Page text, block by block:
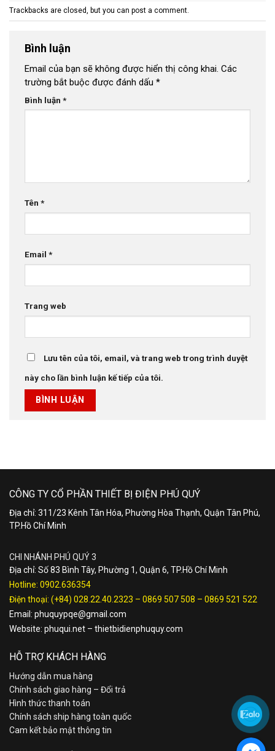
Trackbacks are closed, but you can post a comment.
Bình luận
Email của bạn sẽ không được hiển thị công khai. Các
trường bắt buộc được đánh dấu *
Bình luận *
Tên *
Email *
Trang web
Lưu tên của tôi, email, và trang web trong trình duyệt
này cho lần bình luận kế tiếp của tôi.
CÔNG TY CỔ PHẦN THIẾT BỊ ĐIỆN PHÚ QUÝ
Địa chỉ: 311/23 Kênh Tân Hóa, Phường Hòa Thạnh, Quận Tân Phú,
TP.Hồ Chí Minh
CHI NHÁNH PHÚ QUÝ 3
Địa chỉ: Số 83 Bình Tây, Phường 1, Quận 6, TP.Hồ Chí Minh
Hotline: 0902.636354
Điện thoại: (+84) 028.22.40.2323 – 0869 507 508 – 0869 521 522
Email: phuquypqe@gmail.com
Website: phuqui.net – thietbidienphuquy.com
HỖ TRỢ KHÁCH HÀNG
Hướng dẫn mua hàng
Chính sách giao hàng – Đổi trả
Hình thức thanh toán
Chính sách ship hàng toàn quốc
Cam kết bảo mật thông tin